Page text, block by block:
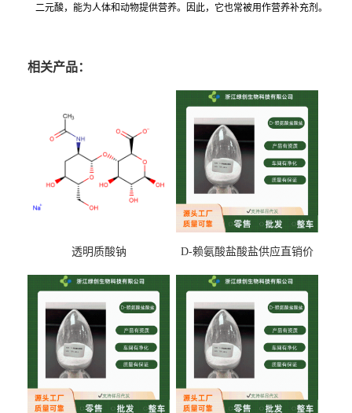
二元酸，能为人体和动物提供营养。因此，它也常被用作营养补充剂。
相关产品：
透明质酸钠
D-赖氨酸盐酸盐供应直销价